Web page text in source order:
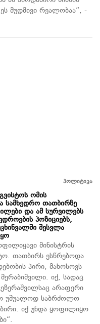
ეს მუდმივი რეალობაა“, -
პოლიტიკა
ომის
სამხედრო თათბირზე
და ამ სურვილებს
პოზიციებს,
შესვლა
მინისტრის
თათბირს ესწრებოდა
პირი, მახოსოვს
იქ, სადაც
არაფერი
უშუალოდ საბრძოლო
იქ უნდა ყოფილიყო